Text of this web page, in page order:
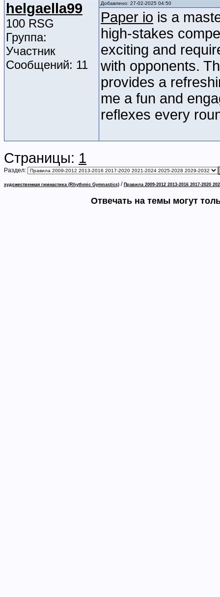
helgaella99
100 RSG
Группа:
Участник
Сообщений: 11
Добавлено: 27-02-2025 04:50
Paper io is a
high-stakes
exciting and
with opponents.
provides a
me a fun and
reflexes every
Страницы: 1
Раздел:
художественная гимнастика (Rhythmic Gymnastics) / Правила 2009-2012 2013-2016 2017-2020
Отвечать на темы могут